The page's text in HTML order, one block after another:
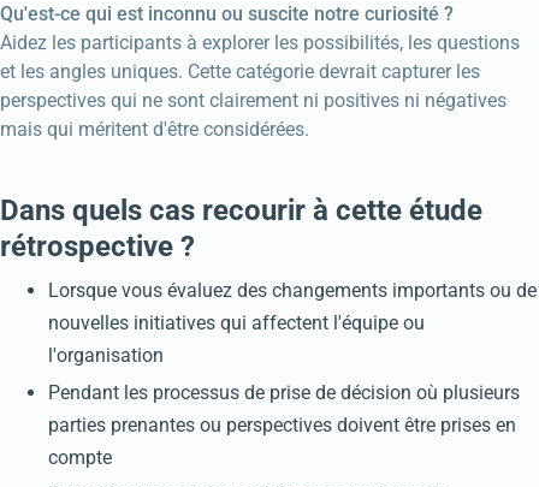
Qu'est-ce qui est inconnu ou suscite notre curiosité ?
Aidez les participants à explorer les possibilités, les questions
et les angles uniques. Cette catégorie devrait capturer les
perspectives qui ne sont clairement ni positives ni négatives
mais qui méritent d'être considérées.
Dans quels cas recourir à cette étude
rétrospective ?
Lorsque vous évaluez des changements importants ou de
nouvelles initiatives qui affectent l'équipe ou
l'organisation
Pendant les processus de prise de décision où plusieurs
parties prenantes ou perspectives doivent être prises en
compte